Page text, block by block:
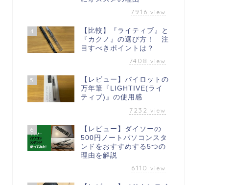
7916 view
4
【比較】『ライティブ』と
『カクノ』の選び方！ 注
目すべきポイントは？
7408 view
5
【レビュー】パイロットの
万年筆『LIGHTIVE(ライ
ティブ)』の使用感
7232 view
6
【レビュー】ダイソーの
500円ノートパソコンスタ
ンドをおすすめする5つの
理由を解説
6110 view